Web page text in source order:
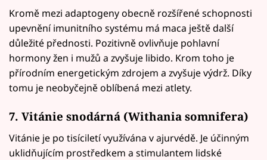
Kromě mezi adaptogeny obecně rozšířené schopnosti
upevnění imunitního systému má maca ještě další
důležité přednosti. Pozitivně ovlivňuje pohlavní
hormony žen i mužů a zvyšuje libido. Krom toho je
přírodním energetickým zdrojem a zvyšuje výdrž. Díky
tomu je neobyčejně oblíbená mezi atlety.
7. Vitánie snodárná (Withania somnifera)
Vitánie je po tisíciletí využívána v ajurvédě. Je účinným
uklidňujícím prostředkem a stimulantem lidské